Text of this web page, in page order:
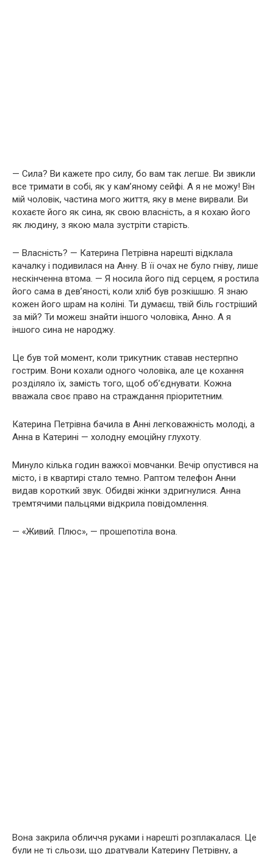
— Сила? Ви кажете про силу, бо вам так легше. Ви звикли
все тримати в собі, як у кам’яному сейфі. А я не можу! Він
мій чоловік, частина мого життя, яку в мене вирвали. Ви
кохаєте його як сина, як свою власність, а я кохаю його
як людину, з якою мала зустріти старість.
— Власність? — Катерина Петрівна нарешті відклала
качалку і подивилася на Анну. В її очах не було гніву, лише
нескінченна втома. — Я носила його під серцем, я ростила
його сама в дев’яності, коли хліб був розкішшю. Я знаю
кожен його шрам на коліні. Ти думаєш, твій біль гостріший
за мій? Ти можеш знайти іншого чоловіка, Анно. А я
іншого сина не народжу.
Це був той момент, коли трикутник ставав нестерпно
гострим. Вони кохали одного чоловіка, але це кохання
розділяло їх, замість того, щоб об’єднувати. Кожна
вважала своє право на страждання пріоритетним.
Катерина Петрівна бачила в Анні легковажність молоді, а
Анна в Катерині — холодну емоційну глухоту.
Минуло кілька годин важкої мовчанки. Вечір опустився на
місто, і в квартирі стало темно. Раптом телефон Анни
видав короткий звук. Обидві жінки здригнулися. Анна
тремтячими пальцями відкрила повідомлення.
— «Живий. Плюс», — прошепотіла вона.
Вона закрила обличчя руками і нарешті розплакалася. Це
були не ті сльози, що дратували Катерину Петрівну, а